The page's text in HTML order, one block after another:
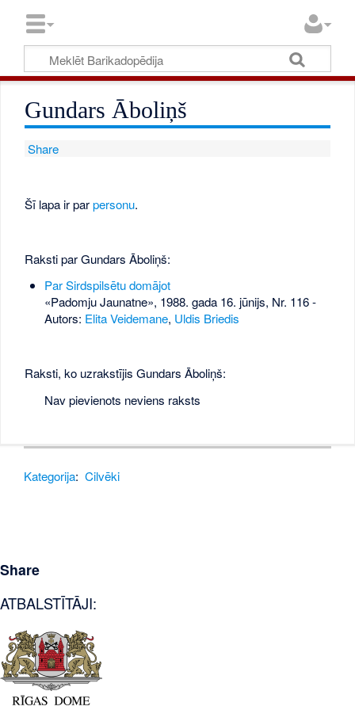
Gundars Āboliņš
Share
Šī lapa ir parpersonu.
Raksti par Gundars Āboliņš:
Par Sirdspilsētu domājot
«Padomju Jaunatne», 1988. gada 16. jūnijs, Nr. 116-
Autors: Elita Veidemane, Uldis Briedis
Raksti, ko uzrakstījis Gundars Āboliņš:
Nav pievienots neviens raksts
Kategorija: Cilvēki
Share
ATBALSTĪTĀJI: